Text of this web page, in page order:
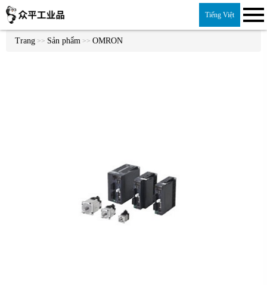
Tiếng Việt
Trang >> Sản phẩm >> OMRON